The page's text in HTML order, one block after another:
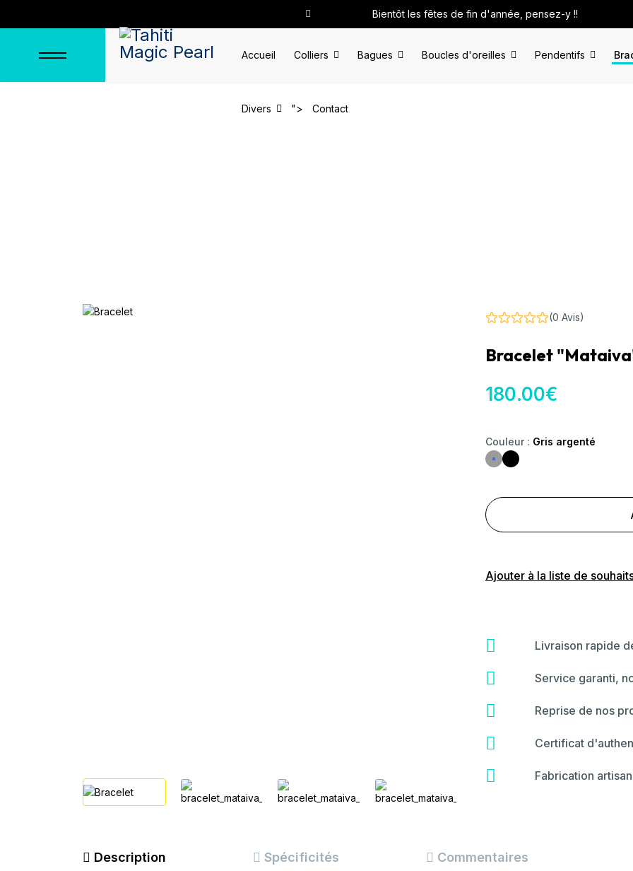
Bientôt les fêtes de fin d'année, pensez-y !!
Accueil Colliers Bagues Boucles d'oreilles Pendentifs
Divers "> Contact
(0 Avis)
Bracelet
180.00€
Couleur : Gris argenté
Ajouter à la liste de
shipping-
Livraison rapide
Service garanti,
Reprise de nos
certificate
Certificat
Fabrication
Description Spécificités Commentaires